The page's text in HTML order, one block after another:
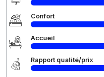
Confort
Accueil
Rapport qualité/prix